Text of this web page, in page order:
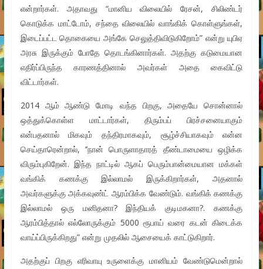
என்றார்கள். அதாவது “மானிய விலையில் ரேசன், சிலிண்டர்
கொடுக்க மாட்டோம், சந்தை விலையில் வாங்கிக் கொள்ளுங்கள்,
இடைப்பட்ட தொகையை அங்கே செலுத்திவிடுகிறோம்” என்று யுபிஏ
அரசு இருக்கும் போதே தொடங்கினார்கள். அதற்கு கடுமையான
எதிர்ப்பிருந்த காரணத்தினால் அவர்கள் அதை கைவிட்டு
விட்டார்கள்.
2014 ஆம் ஆண்டு மோடி வந்த பிறகு, அதையே சொன்னால்
ஒத்துக்கொள்ள மாட்டார்கள், திரும்பப் பிரச்சனையாகும்
என்பதனால் மிகவும் தந்திரமாகவும், சூழ்ச்சியாகவும் என்ன
செய்தாரென்றால், ‘’நான் பொருளாதாரத் தீண்டாமையை ஒழிக்க
விரும்புகிறேன். இந்த நாட்டில் ஆகப் பெரும்பான்மையான மக்கள்
வங்கிக் கணக்கு இல்லாமல் இருக்கிறார்கள், அதனால்
அவர்களுக்கு அக்கவுண்ட் ஆரம்பிக்க வேண்டும். வங்கிக் கணக்கு
இல்லாமல் ஒரு மனிதனா? இந்தியக் குடிமகனா?. கணக்கு
ஆரம்பித்தால் எல்லோருக்கும் 5000 ரூபாய் வரை கடன் கிடைக்க
வாய்ப்பிருக்கிறது” என்று முதலில் ஆசையைக் காட்டுகிறார்.
அதற்குப் பிறகு எரிவாயு உருளைக்கு மானியம் வேண்டுமென்றால்